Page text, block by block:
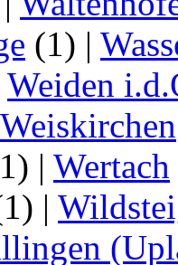
(1) |
Weiden
Weiskirchen
| Wertach
|